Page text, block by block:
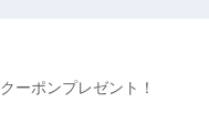
クーポンプレゼント！